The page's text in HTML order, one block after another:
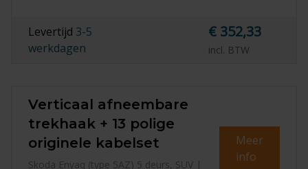
Levertijd 3-5
werkdagen
€ 352,33
incl. BTW
Verticaal afneembare
trekhaak + 13 polige
originele kabelset
Skoda Enyaq (type 5AZ) 5 deurs, SUV |
Meer
info